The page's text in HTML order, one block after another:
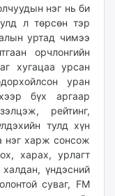
нэг нь би
л төрсөн тэр
уртад чимээ
орчлонгийн
хугацаа урсан
уран
бүх аргаар
рейтинг,
тулд хүн
нэг харж сонсож
харах, урлагт
үндэсний
суваг, FM